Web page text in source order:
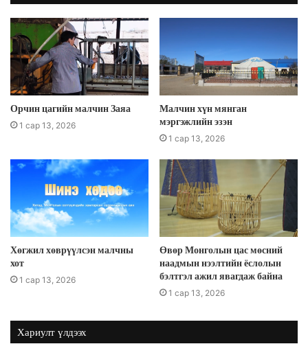
Орчин цагийн малчин Заяа
1 сар 13, 2026
Малчин хүн мянган
мэргэжлийн эзэн
1 сар 13, 2026
Хөгжил хөврүүлсэн малчны
хот
1 сар 13, 2026
Өвөр Монголын цас мөсний
наадмын нээлтийн ёслолын
бэлтгэл ажил явагдаж байна
1 сар 13, 2026
Хариулт үлдээх